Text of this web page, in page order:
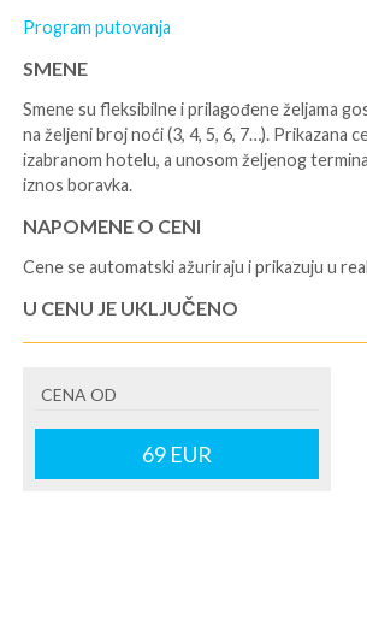
Program putovanja
SMENE
Smene su fleksibilne i prilagođene željama
na željeni broj noći (3, 4, 5, 6, 7…). Prikazana
izabranom hotelu, a unosom željenog
iznos boravka.
NAPOMENE O CENI
Cene se automatski ažuriraju i prikazuju u
U CENU JE UKLJUČENO
- rezervisane i potvrđene usluge u izabranoj
putovanja
- boravišne takse na destinaciji, plaćaju se
CENA OD
69EUR